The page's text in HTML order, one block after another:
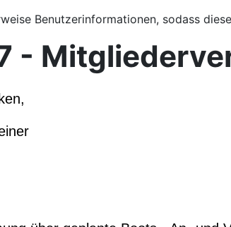
Benutzerinformationen, sodass
-